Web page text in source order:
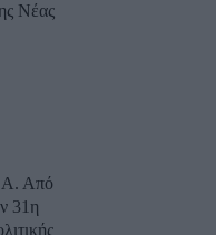
Νέας
Από
31η